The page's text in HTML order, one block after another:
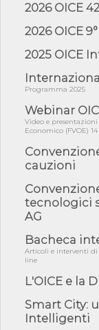
07/08/26 -
06/08/26 - Istat,
con ...
riqualificazione
06/08/26 - CdM:
06/08/26 - DDL
norme UE in m...
05/08/26 - DL
fiducia...
05/08/26 - Focus
05/08/26 -
2 s...
05/08/26 - SAVE
05/08/26 -
di Reg...
2026 OICE
2026 OICE
2025 OICE
Programma 2025
Webinar
Video e
Economico (FVOE)
cauzioni
tecnologici
AG
Bacheca
Articoli e interventi
line
L'OICE e la
Smart City:
Intelligenti